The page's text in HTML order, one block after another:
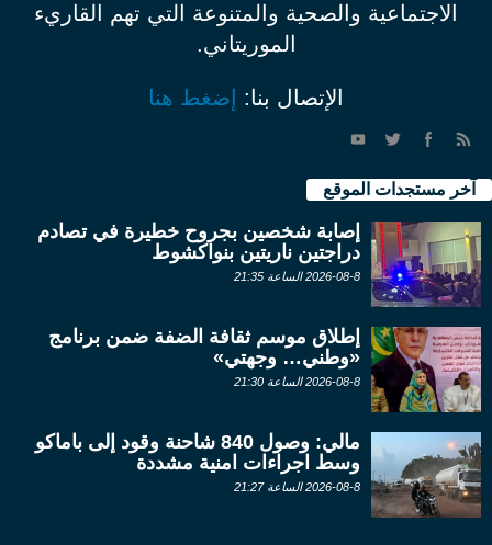
الاجتماعية والصحية والمتنوعة التي تهم القاريء
الموريتاني.
الإتصال بنا: إضغط هنا
آخر مستجدات الموقع
إصابة شخصين بجروح خطيرة في تصادم
دراجتين ناريتين بنواكشوط
2026-08-8 الساعة 21:35
إطلاق موسم ثقافة الضفة ضمن برنامج
«وطني… وجهتي»
2026-08-8 الساعة 21:30
مالي: وصول 840 شاحنة وقود إلى باماكو
وسط اجراءات امنية مشددة
2026-08-8 الساعة 21:27